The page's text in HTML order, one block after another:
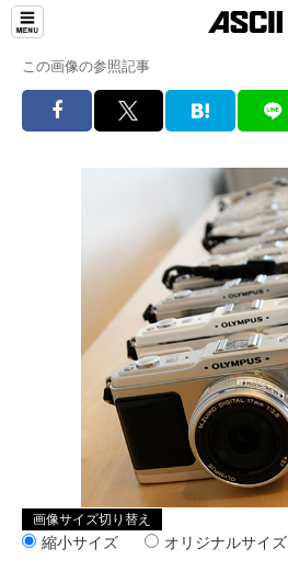
この画像の参照記事
画像サイズ切り替え
縮小サイズ オリジナルサイズ